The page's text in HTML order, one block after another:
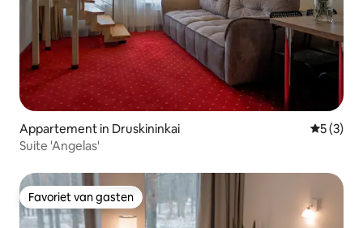
Appartement in Druskininkai
5 (3)
Suite 'Angelas'
Favoriet van gasten
Favoriet van gasten